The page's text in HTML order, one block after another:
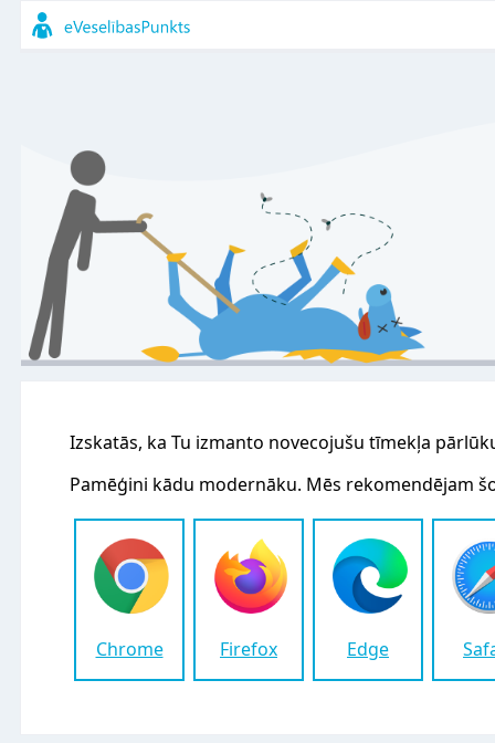
Izskatās, ka Tu izmanto novecojušu tīmekļa
Pamēģini kādu modernāku. Mēs rekomendējam
Chrome Firefox Edge